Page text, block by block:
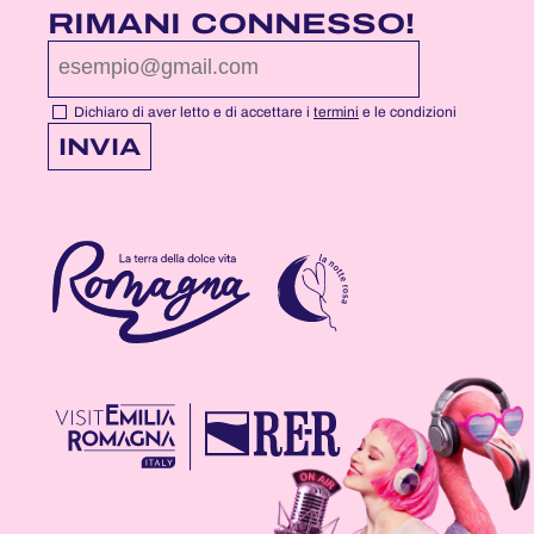
PAGINA
FACEBOOK
DI
NOTTEROSA
PAGINA
YOUTUBE
DI
NOTTEROSA
PAGINA
INSTAGRAM
DI
NOTTEROSA
RIMANI CONNESSO!
Dichiaro di aver letto e di accettare i termini e le condizioni
INVIA